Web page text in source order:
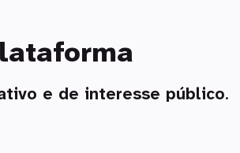
e de interesse público.